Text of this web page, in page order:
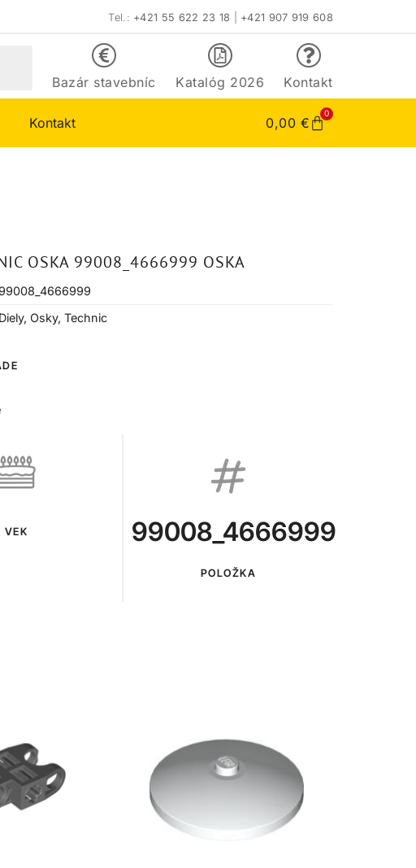
Tel.: +421 55 622 23 18 +421 907 919 608
Bazár stavebníc Katalóg 2026 Kontakt
Kontakt 0,00 €
0
OSKA 99008_4666999 OSKA
99008_4666999
Diely, Osky, Technic
VEK 99008_4666999
POLOŽKA